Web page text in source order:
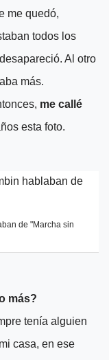
me quedó,
todos los
Al otro
más.
me callé
esta foto.
de "Marcha sin
más?
tenía alguien
casa, en ese